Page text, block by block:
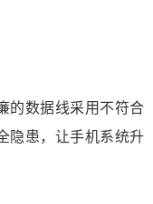
的数据线采用不符合
隐患，让手机系统升